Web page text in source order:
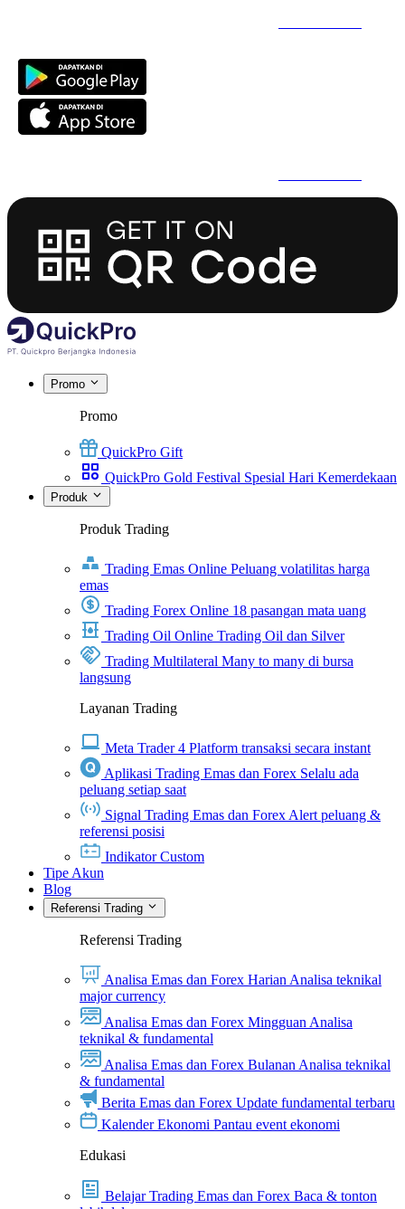
Promo
Promo
QuickPro Gift
QuickPro Gold Festival Spesial Hari Kemerdekaan
Produk
Produk Trading
Trading Emas Online Peluang volatilitas harga
emas
Trading Forex Online 18 pasangan mata uang
Trading Oil Online Trading Oil dan Silver
Trading Multilateral Many to many di bursa
langsung
Layanan Trading
Meta Trader 4 Platform transaksi secara instant
Aplikasi Trading Emas dan Forex Selalu ada
peluang setiap saat
Signal Trading Emas dan Forex Alert peluang &
referensi posisi
Indikator Custom
Tipe Akun
Blog
Referensi Trading
Referensi Trading
Analisa Emas dan Forex Harian Analisa teknikal
major currency
Analisa Emas dan Forex Mingguan Analisa
teknikal & fundamental
Analisa Emas dan Forex Bulanan Analisa teknikal
& fundamental
Berita Emas dan Forex Update fundamental terbaru
Kalender Ekonomi Pantau event ekonomi
Edukasi
Belajar Trading Emas dan Forex Baca & tonton